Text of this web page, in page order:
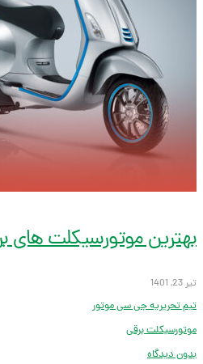
بهترین موتورسیکلت های
تیر 23, 1401
تیم تحریریه جی سی موتور
موتورسیکلت برقی
بدون دیدگاه